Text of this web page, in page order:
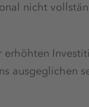
nicht
ausgeglichen